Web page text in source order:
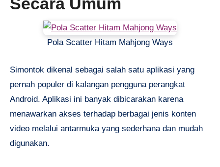
Pola Scatter Hitam Mahjong Ways
Simontok dikenal sebagai salah satu aplikasi yang
pernah populer di kalangan pengguna perangkat
Android. Aplikasi ini banyak dibicarakan karena
menawarkan akses terhadap berbagai jenis konten
video melalui antarmuka yang sederhana dan mudah
digunakan.